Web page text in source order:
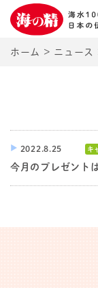
ホーム > ニュース
2022.8.25 キ
今月のプレゼント